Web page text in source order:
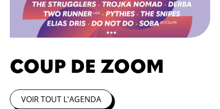
COUP DE ZOOM
VOIR TOUT L'AGENDA